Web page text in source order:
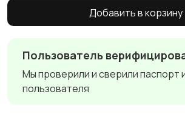
Пользователь
Мы проверили и сверили паспорт
пользователя
Добавить в корзину